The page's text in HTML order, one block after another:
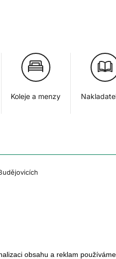
Koleje a menzy
obsahu a reklam